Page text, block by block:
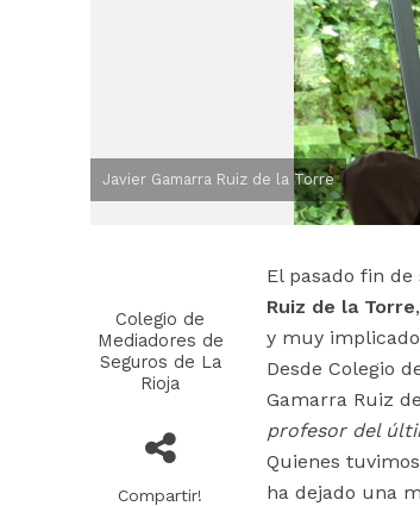
Javier Gamarra Ruiz de la Torre
Colegio de
Mediadores de
Seguros de La
Rioja
Compartir!
El pasado fin
Ruiz de la Torre
y muy
Desde Colegio
Gamarra Ruiz
profesor del
Quienes
ha dejado una